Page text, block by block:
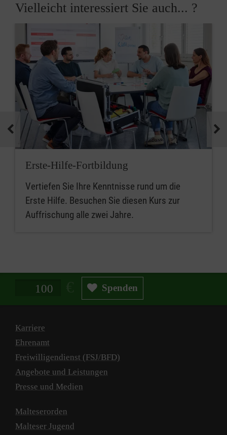
Vielleicht interessiert Sie auch... ?
Erste-Hilfe-Fortbildung
Vertiefen Sie Ihre Kenntnisse rund um die
Erste Hilfe. Besuchen Sie diesen Kurs zur
Auffrischung alle zwei Jahre.
Spendenbetrag in Euro Spenden
Karriere
Ehrenamt
Freiwilligendienst (FSJ/BFD)
Angebote und Leistungen
Presse und Medien
Malteserorden
Malteser Jugend